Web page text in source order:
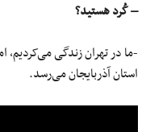
– کُرد هستید؟
-ما در تهران زندگی می‌کردیم،
استان آذربایجان می‌رسد.